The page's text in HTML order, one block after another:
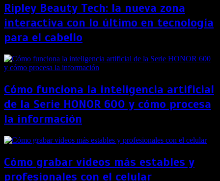
Ripley Beauty Tech: la nueva zona
interactiva con lo último en tecnología
para el cabello
Cómo funciona la inteligencia artificial
de la Serie HONOR 600 y cómo procesa
la información
Cómo grabar videos más estables y
profesionales con el celular